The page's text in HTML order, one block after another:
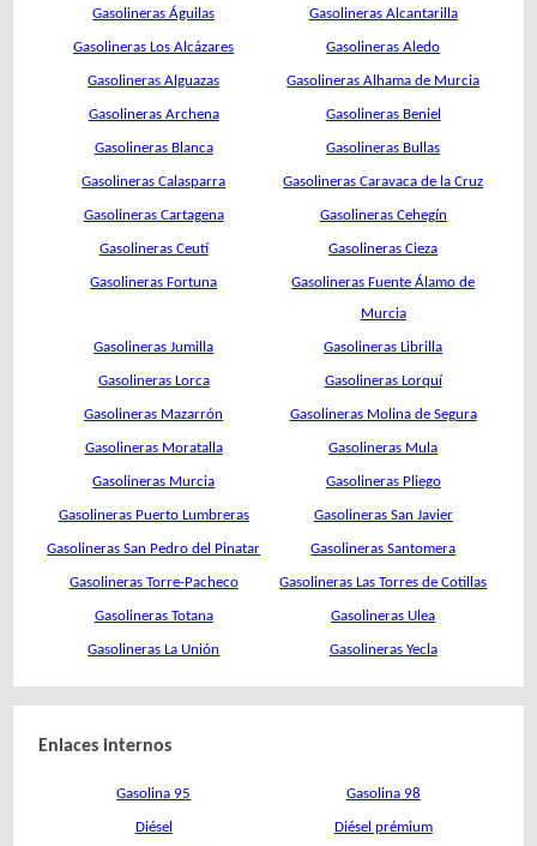
Gasolineras Águilas Gasolineras Alcantarilla
Gasolineras Los Alcázares Gasolineras Aledo
Gasolineras Alguazas Gasolineras Alhama de Murcia
Gasolineras Archena Gasolineras Beniel
Gasolineras Blanca Gasolineras Bullas
Gasolineras Calasparra Gasolineras Caravaca de la Cruz
Gasolineras Cartagena Gasolineras Cehegín
Gasolineras Ceutí Gasolineras Cieza
Gasolineras Fortuna
Gasolineras Fuente Álamo de
Murcia
Gasolineras Jumilla Gasolineras Librilla
Gasolineras Lorca Gasolineras Lorquí
Gasolineras Mazarrón Gasolineras Molina de Segura
Gasolineras Moratalla Gasolineras Mula
Gasolineras Murcia Gasolineras Pliego
Gasolineras Puerto Lumbreras Gasolineras San Javier
Gasolineras San Pedro del Pinatar Gasolineras Santomera
Gasolineras Torre-Pacheco Gasolineras Las Torres de Cotillas
Gasolineras Totana Gasolineras Ulea
Gasolineras La Unión Gasolineras Yecla
Enlaces internos
Gasolina 95 Gasolina 98
Diésel Diésel prémium